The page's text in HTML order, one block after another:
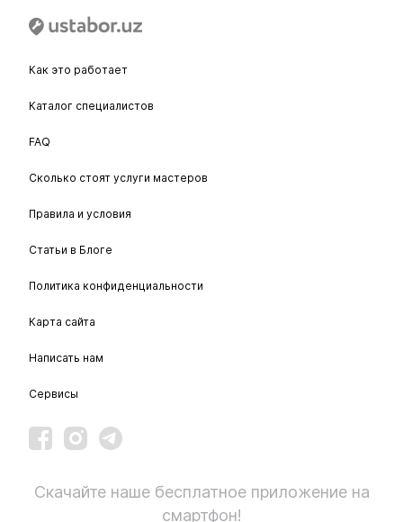
Как это работает
Каталог специалистов
FAQ
Сколько стоят услуги мастеров
Правила и условия
Статьи в Блоге
Политика конфиденциальности
Карта сайта
Написать нам
Сервисы
Скачайте наше бесплатное приложение на
смартфон!